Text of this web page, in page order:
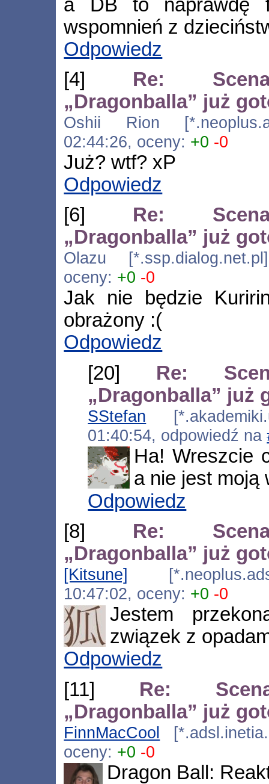
a DB to naprawdę
wspomnień z
Odpowiedz
[4] Re:
„Dragonballa” już
Oshii Rion
02:44:26, oceny: +0 -0
Już? wtf? xP
Odpowiedz
[6] Re:
„Dragonballa” już
Olazu
oceny: +0 -0
Jak nie będzie
obrażony :(
Odpowiedz
[20] Re:
„Dragonballa” już
SStefan
01:40:54, odpowiedź na
Ha! Wreszcie
a nie jest moją
Odpowiedz
[8] Re:
„Dragonballa” już
[Kitsune]
10:47:02, oceny: +0 -0
Jestem
związek z
Odpowiedz
[11] Re:
„Dragonballa” już
FinnMacCool
oceny: +0 -0
Dragon Ball: